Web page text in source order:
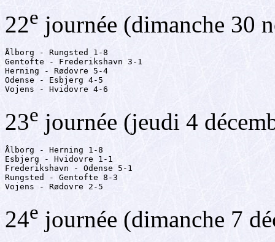
22e journée (dimanche 30
Ålborg - Rungsted 1-8
Gentofte - Frederikshavn 3-1
Herning - Rødovre 5-4
Odense - Esbjerg 4-5
Vojens - Hvidovre 4-6
23e journée (jeudi 4
Ålborg - Herning 1-8
Esbjerg - Hvidovre 1-1
Frederikshavn - Odense 5-1
Rungsted - Gentofte 8-3
Vojens - Rødovre 2-5
24e journée (dimanche 7